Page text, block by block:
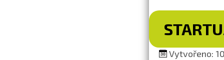
Vytvořeno: